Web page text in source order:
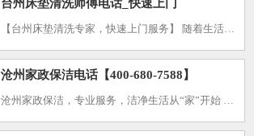
台州床垫清洗师傅电话_快速上门
【台州床垫清洗专家，快速上门服务】 随着生活质量的提升，床垫作为我们日常休息的重要伴侣，其清洁与保养变得尤为重要。然而，床垫的清洗并非易事，需要专业的技术和设备。为此，我们特别推出台州床垫清洗服
沧州家政保洁电话【400-680-7588】
沧州家政保洁，专业服务，洁净生活从“家”开始 随着现代生活节奏的加快，家庭保洁已成为许多家庭追求高品质生活的重要组成部分。沧州家政保洁电话【400-680-7588】为您提供一站式家政保洁服务，